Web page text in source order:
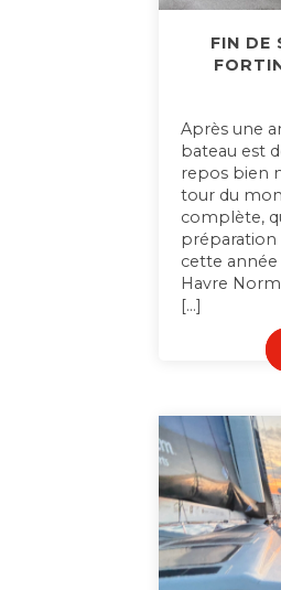
FIN DE
Après une
bateau est
repos bien
tour du
complète,
préparation
cette année
Havre
[…]